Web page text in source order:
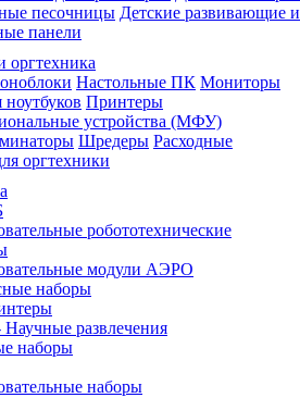
песочницы Детские развивающие
панели
Настольные ПК Мониторы
Принтеры
устройства (МФУ)
Шредеры Расходные
оргтехники
робототехнические
модули АЭРО
наборы
развлечения
наборы
наборы